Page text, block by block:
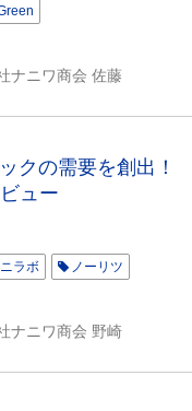
ナニワ商会 佐藤
クの需要を創出！
ュー
ニラボ ノーリツ
ナニワ商会 野崎